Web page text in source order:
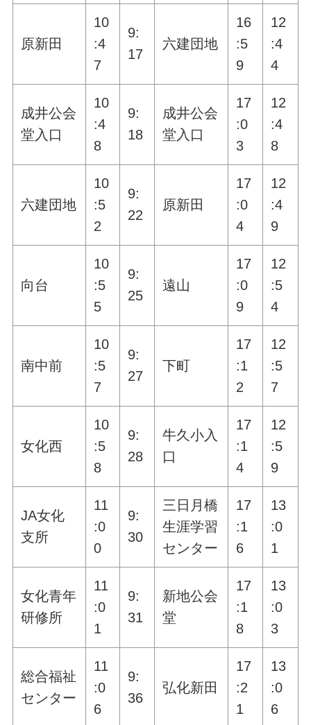
原新田
10
:4
7
9:
17
六建団地
16
:5
9
12
:4
4
成井公会
堂入口
10
:4
8
9:
18
成井公会
堂入口
17
:0
3
12
:4
8
六建団地
10
:5
2
9:
22
原新田
17
:0
4
12
:4
9
向台
10
:5
5
9:
25
遠山
17
:0
9
12
:5
4
南中前
10
:5
7
9:
27
下町
17
:1
2
12
:5
7
女化西
10
:5
8
9:
28
牛久小入
口
17
:1
4
12
:5
9
JA女化
支所
11
:0
0
9:
30
三日月橋
生涯学習
センター
17
:1
6
13
:0
1
女化青年
研修所
11
:0
1
9:
31
新地公会
堂
17
:1
8
13
:0
3
総合福祉
センター
11
:0
6
9:
36
弘化新田
17
:2
1
13
:0
6